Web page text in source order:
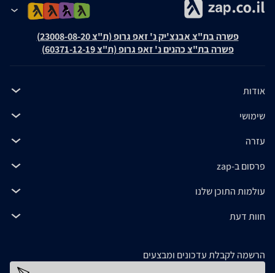
פשרה בת"צ אבנצ'יק נ' זאפ גרופ (ת"צ 23008-08-20)
פשרה בת"צ כהנים נ' זאפ גרופ (ת"צ 60371-12-19)
אודות
שימושי
עזרה
פרסום ב-zap
עולמות התוכן שלנו
חוות דעת
הרשמה לקבלת עדכונים ומבצעים